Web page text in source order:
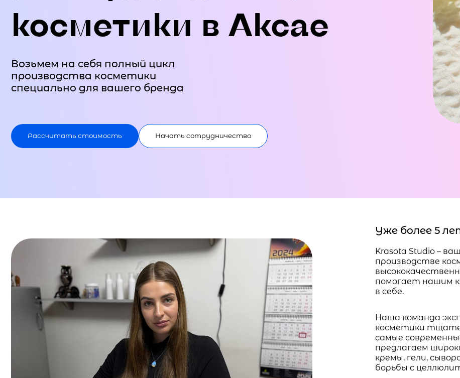
косметики в Аксае
Возьмем на себя полный цикл
производства косметики
специально для вашего бренда
Рассчитать стоимость Начать сотрудничество
Уже более 5
Krasota Studio –
производстве
помогает нашим
в себе.
Наша команда
косметики
самые
предлагаем
кремы, гели,
борьбы с